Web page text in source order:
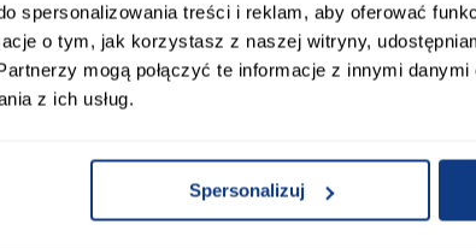
spersonalizowania treści i reklam, aby oferować
o tym, jak korzystasz z naszej witryny,
mogą połączyć te informacje z innymi
z ich usług.
Spersonalizuj